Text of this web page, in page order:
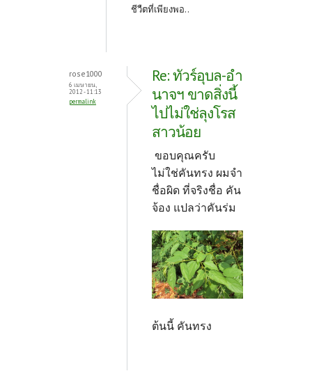
ชีวืตที่เพียงพอ..
rose1000
6 เมษายน,
2012 - 11:13
permalink
Re: ทัวร์อุบล-อำ
นาจฯ ขาดสิ่งนี้
ไปไม่ใช่ลุงโรส
สาวน้อย
ขอบคุณครับ
ไม่ใช่คันทรง ผมจำ
ชื่อผิด ที่จริงชื่อ คัน
จ้อง แปลว่าคันร่ม
ต้นนี้ คันทรง